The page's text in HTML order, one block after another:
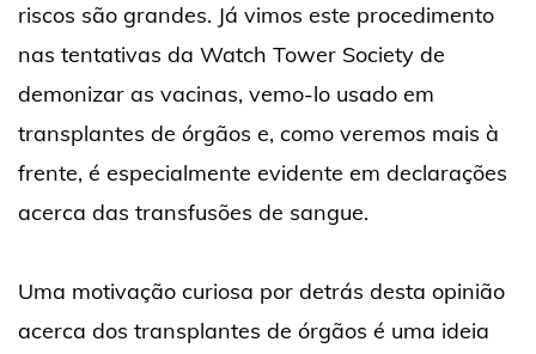
riscos são grandes. Já vimos este procedimento
nas tentativas da Watch Tower Society de
demonizar as vacinas, vemo-lo usado em
transplantes de órgãos e, como veremos mais à
frente, é especialmente evidente em declarações
acerca das transfusões de sangue.
Uma motivação curiosa por detrás desta opinião
acerca dos transplantes de órgãos é uma ideia